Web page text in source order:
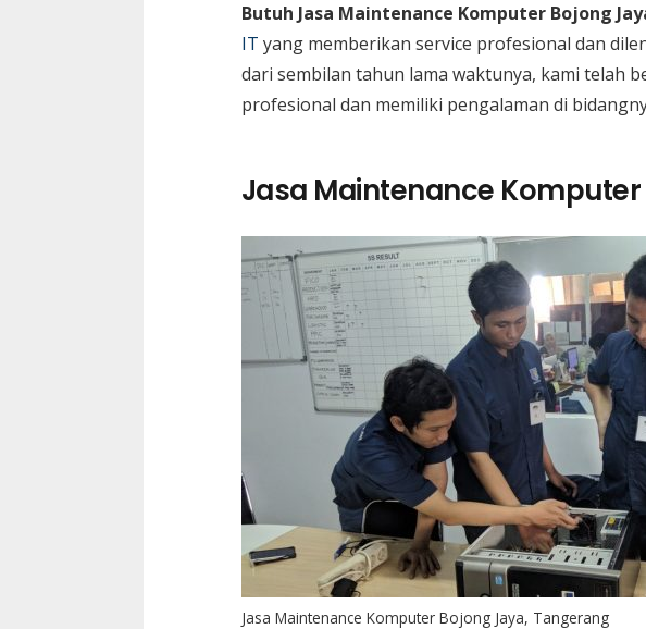
Butuh Jasa Maintenance Komputer Bojong
IT yang memberikan service profesional dan
dari sembilan tahun lama waktunya, kami telah
profesional dan memiliki pengalaman di
Jasa Maintenance
Jasa Maintenance Komputer Bojong Jaya, Tangerang